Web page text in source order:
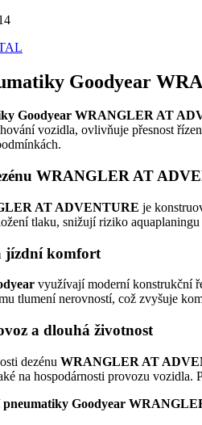
Goodyear
Goodyear WRANGLER AT
vozidla, ovlivňuje přesnost
WRANGLER AT
AT ADVENTURE je
tlaku, snižují riziko
jízdní komfort
využívají moderní konstrukční
tlumení nerovností, což zvyšuje
a dlouhá životnost
dezénu WRANGLER AT
na hospodárnosti provozu
pneumatiky Goodyear